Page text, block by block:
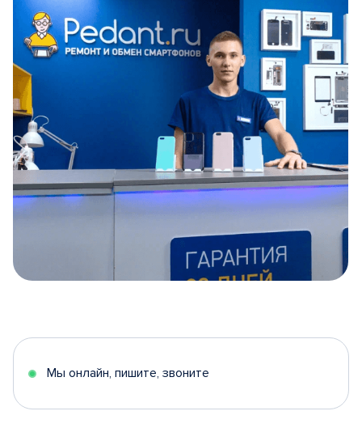
5
Мы онлайн, пишите, звоните